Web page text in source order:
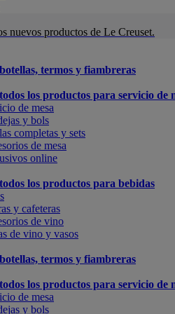
nuevos productos de Le Creuset.
termos y fiambreras
los productos para servicio de
de mesa
y bols
completas y sets
de mesa
online
los productos para bebidas
y cafeteras
de vino
de vino y vasos
termos y fiambreras
los productos para servicio de
de mesa
y bols